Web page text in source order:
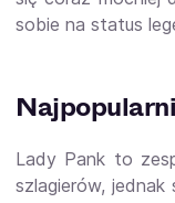
sobie na status
Lady Pank to
szlagierów, jednak